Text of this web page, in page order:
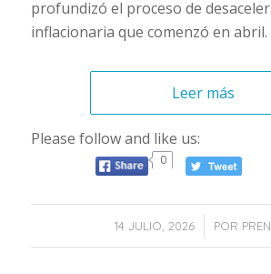
profundizó el proceso de
inflacionaria que comenzó en abril.
Leer más
Please follow and like us:
0
14 JULIO, 2026
/ POR